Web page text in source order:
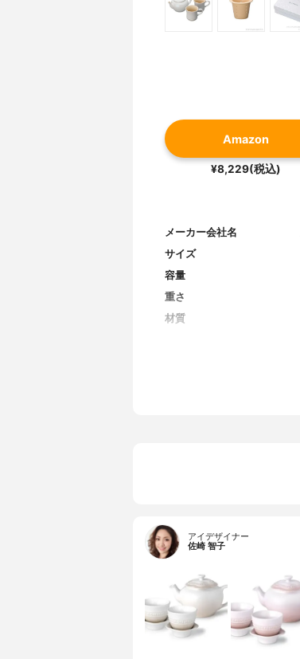
Amazon
¥8,229(税込)
メーカー会社名
サイズ
容量
重さ
材質
アイデザイナー
佐崎 智子